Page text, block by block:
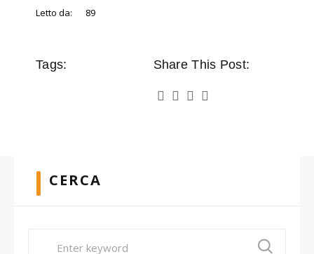
Letto da: 89
Tags: Share This Post:
CERCA